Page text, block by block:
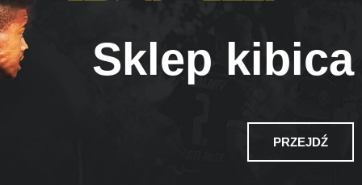
Sklep kibica
PRZEJDŹ